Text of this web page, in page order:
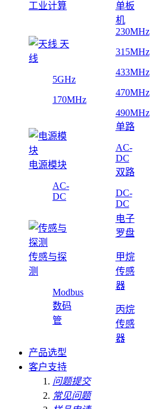
工业计算
单板
机
天
线
5GHz
170MHz
230MHz
315MHz
433MHz
470MHz
490MHz
电源模块
AC-
DC
单路
AC-
DC
双路
DC-
DC
传感与探
测
Modbus
数码
管
电子
罗盘
甲烷
传感
器
丙烷
传感
器
产品选型
客户支持
问题提交
常见问题